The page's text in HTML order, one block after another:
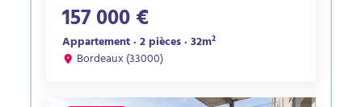
157 000 €
Appartement · 2 pièces · 32m²
Bordeaux (33000)